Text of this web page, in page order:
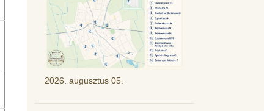
2026. augusztus 05.